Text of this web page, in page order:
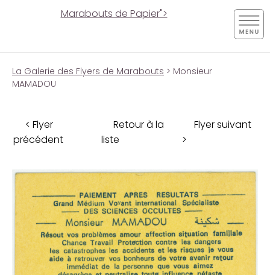
Marabouts de Papier">
La Galerie des Flyers de Marabouts > Monsieur
MAMADOU
< Flyer
précédent
Retour à la
liste
Flyer suivant
>